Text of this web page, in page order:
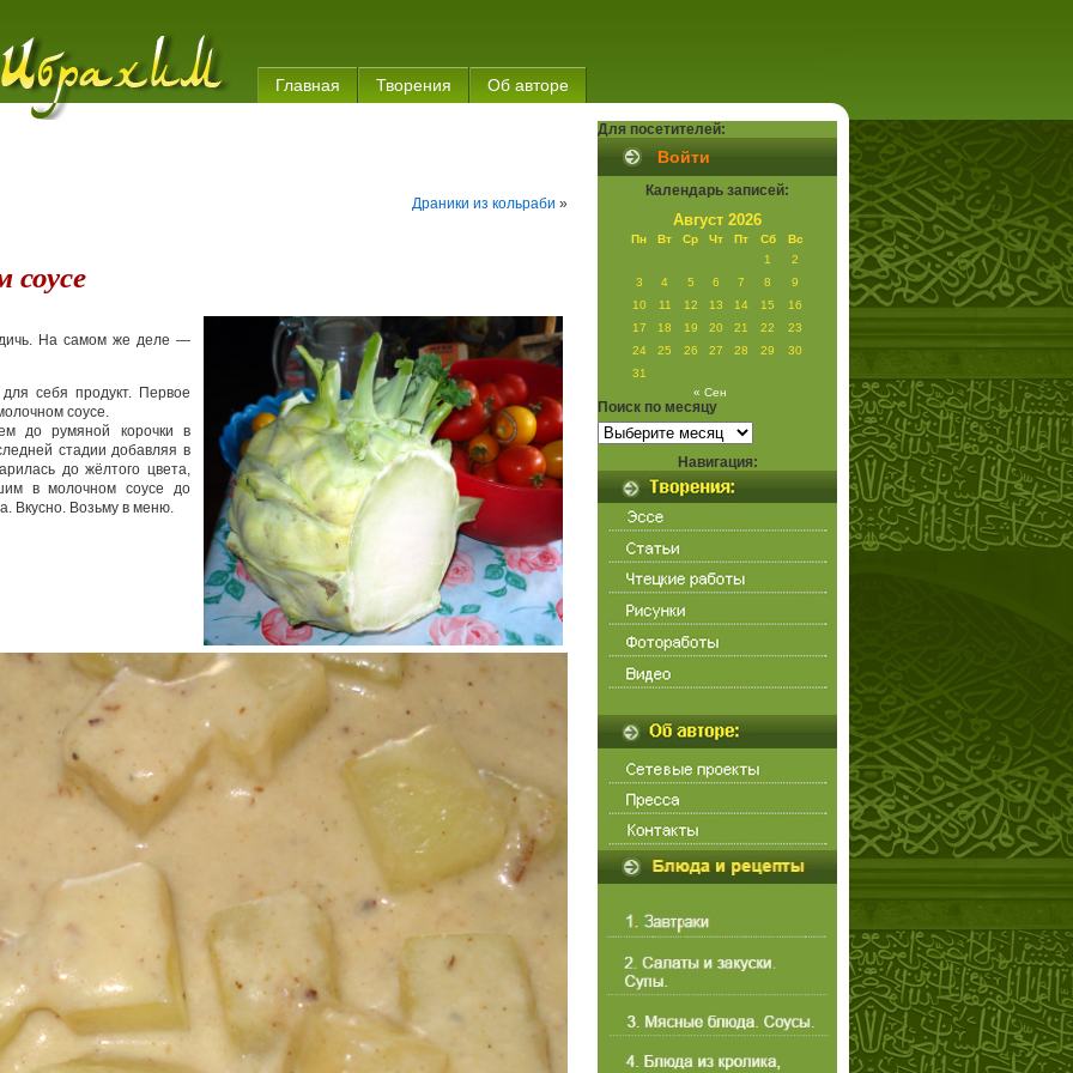
Главная Творения Об авторе
Драники из кольраби »
соусе
На самом же деле —
себя продукт. Первое
соусе.
до румяной корочки в
стадии добавляя в
до жёлтого цвета,
в молочном соусе до
Вкусно. Возьму в меню.
Для посетителей:
Войти
Календарь записей:
Август 2026
Пн Вт Ср Чт Пт Сб
Вс
1
2
3
4 5 6 7 8
9
10
11 12 13 14 15
16
17
18 19 20 21 22
23
24
25 26 27 28 29
30
31
« Сен
Поиск по месяцу
Поиск
по
месяцу
Навигация: